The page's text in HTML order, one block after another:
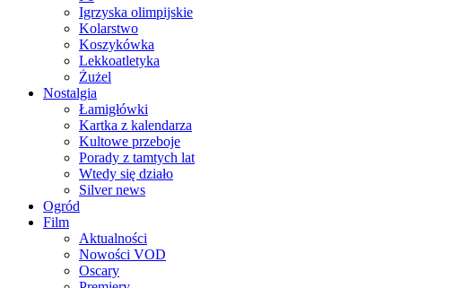
Igrzyska olimpijskie
Kolarstwo
Koszykówka
Lekkoatletyka
Żużel
Nostalgia
Łamigłówki
Kartka z kalendarza
Kultowe przeboje
Porady z tamtych lat
Wtedy się działo
Silver news
Ogród
Film
Aktualności
Nowości VOD
Oscary